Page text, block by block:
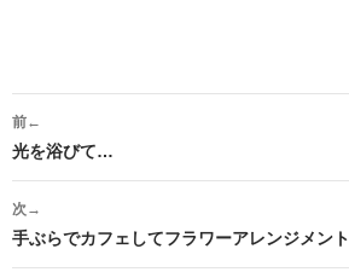
投
稿
ナ
ビ
前←
光を浴びて…
次→
手ぶらでカフェしてフラワーアレンジメント